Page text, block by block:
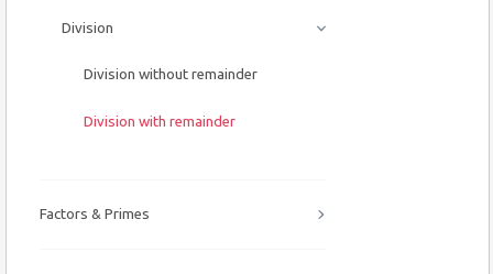
Division
Division without remainder
Division with remainder
Factors & Primes